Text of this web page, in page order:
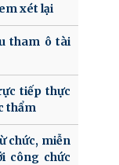
xét lại
tham ô tài
tiếp thực
thẩm
chức, miễn
công chức